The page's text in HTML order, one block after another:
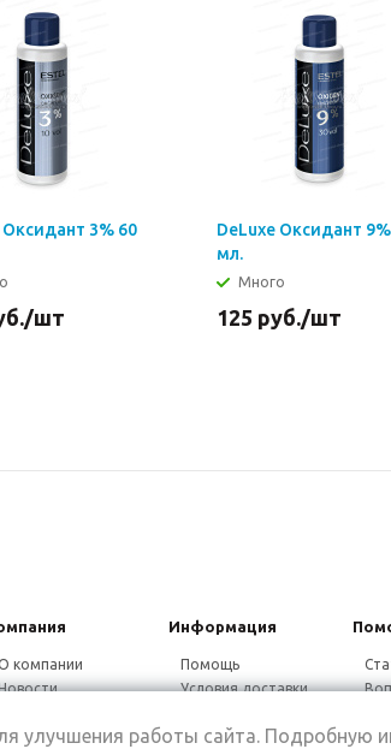
Оксидант 3% 60
/шт
DeLuxe Оксидант
мл.
Много
125 руб./шт
Информация
компании
Магазины
Помощь
Условия доставки
Дисконтная
улучшения работы сайта. Подробную